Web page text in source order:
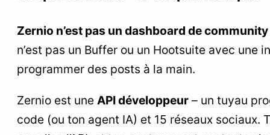
Zernio n’est pas un dashboard de
n’est pas un Buffer ou un Hootsuite avec une
programmer des posts à la main.
Zernio est une API développeur – un tuyau
code (ou ton agent IA) et 15 réseaux sociaux.